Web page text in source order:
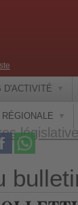
D'ACTIVITÉ